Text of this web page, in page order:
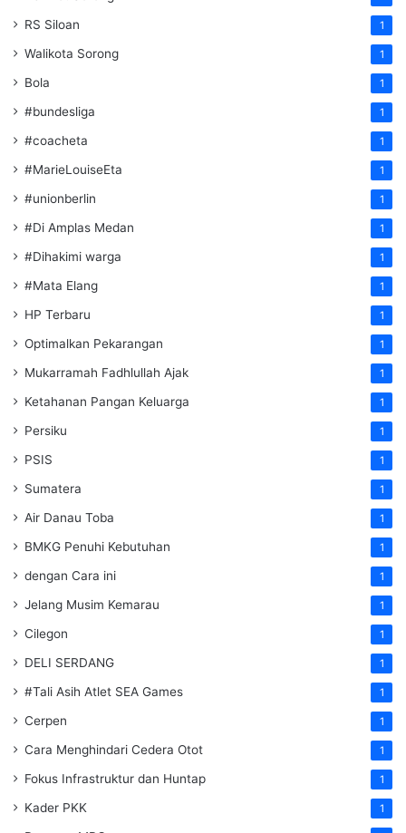
RS Siloan 1
Walikota Sorong 1
Bola 1
#bundesliga 1
#coacheta 1
#MarieLouiseEta 1
#unionberlin 1
#Di Amplas Medan 1
#Dihakimi warga 1
#Mata Elang 1
HP Terbaru 1
Optimalkan Pekarangan 1
Mukarramah Fadhlullah Ajak 1
Ketahanan Pangan Keluarga 1
Persiku 1
PSIS 1
Sumatera 1
Air Danau Toba 1
BMKG Penuhi Kebutuhan 1
dengan Cara ini 1
Jelang Musim Kemarau 1
Cilegon 1
DELI SERDANG 1
#Tali Asih Atlet SEA Games 1
Cerpen 1
Cara Menghindari Cedera Otot 1
Fokus Infrastruktur dan Huntap 1
Kader PKK 1